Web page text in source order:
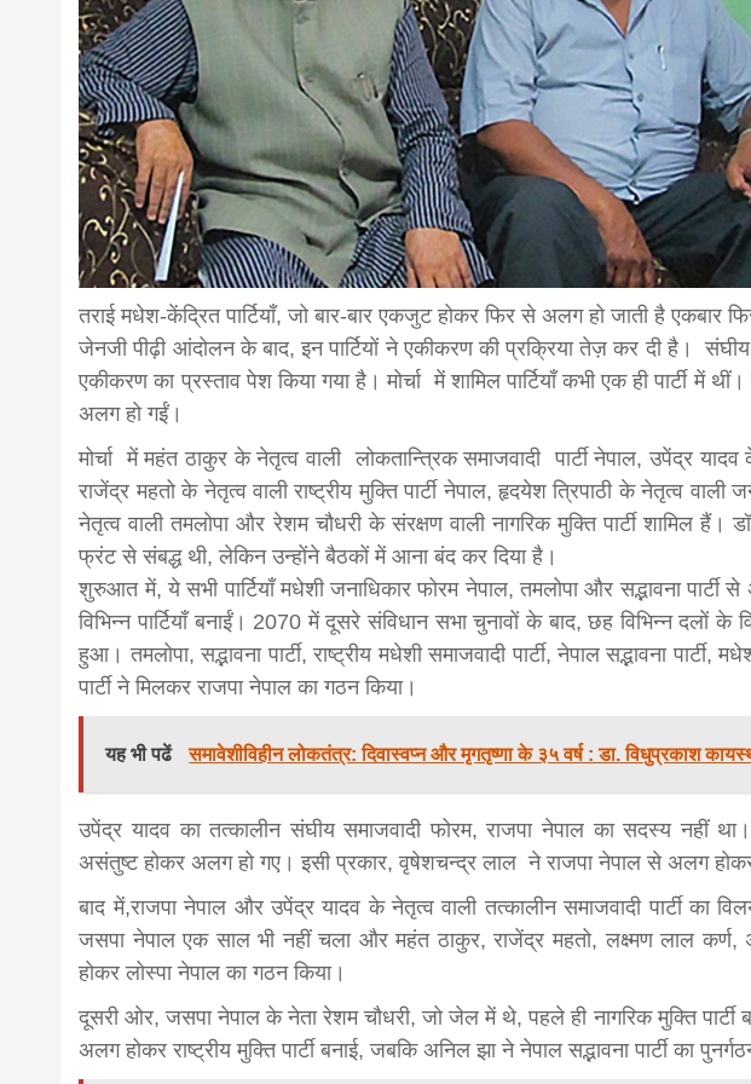
news,loan,bank
news, madhesh
khabar
तराई मधेश-केंद्रित पार्टियाँ, जो बार-बार एकजुट होकर फिर से अलग हो जाती है एकबार
जेनजी पीढ़ी आंदोलन के बाद, इन पार्टियों ने एकीकरण की प्रक्रिया तेज़ कर दी है। संघीय
एकीकरण का प्रस्ताव पेश किया गया है। मोर्चा में शामिल पार्टियाँ कभी एक ही पार्टी में
अलग हो गईं।
मोर्चा में महंत ठाकुर के नेतृत्व वाली लोकतान्त्रिक समाजवादी पार्टी नेपाल, उपेंद्र यादव
राजेंद्र महतो के नेतृत्व वाली राष्ट्रीय मुक्ति पार्टी नेपाल, हृदयेश त्रिपाठी के नेतृत्व
नेतृत्व वाली तमलोपा और रेशम चौधरी के संरक्षण वाली नागरिक मुक्ति पार्टी शामिल हैं।
फ्रंट से संबद्ध थी, लेकिन उन्होंने बैठकों में आना बंद कर दिया है।
शुरुआत में, ये सभी पार्टियाँ मधेशी जनाधिकार फोरम नेपाल, तमलोपा और सद्भावना
विभिन्न पार्टियाँ बनाईं। 2070 में दूसरे संविधान सभा चुनावों के बाद, छह विभिन्न दलों के
हुआ। तमलोपा, सद्भावना पार्टी, राष्ट्रीय मधेशी समाजवादी पार्टी, नेपाल सद्भावना
पार्टी ने मिलकर राजपा नेपाल का गठन किया।
यह भी पढें समावेशीविहीन लोकतंत्र: दिवास्वप्न और मृगतृष्णा के ३५ वर्ष : डा. विधुप्रकाश
उपेंद्र यादव का तत्कालीन संघीय समाजवादी फोरम, राजपा नेपाल का सदस्य नहीं
असंतुष्ट होकर अलग हो गए। इसी प्रकार, वृषेशचन्द्र लाल ने राजपा नेपाल से अलग होकर
बाद में,राजपा नेपाल और उपेंद्र यादव के नेतृत्व वाली तत्कालीन समाजवादी पार्टी का
जसपा नेपाल एक साल भी नहीं चला और महंत ठाकुर, राजेंद्र महतो, लक्ष्मण लाल
होकर लोस्पा नेपाल का गठन किया।
दूसरी ओर, जसपा नेपाल के नेता रेशम चौधरी, जो जेल में थे, पहले ही नागरिक मुक्ति
अलग होकर राष्ट्रीय मुक्ति पार्टी बनाई, जबकि अनिल झा ने नेपाल सद्भावना पार्टी का
बड़े
6
कि